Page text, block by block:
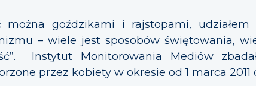
goździkami i rajstopami,
– wiele jest sposobów świętowania,
Instytut Monitorowania Mediów
przez kobiety w okresie od 1 marca 2011